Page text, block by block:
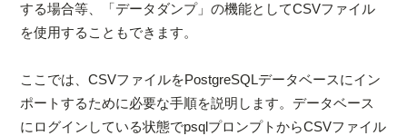
する場合等、「データダンプ」の機能としてCSVファイル
を使用することもできます。
ここでは、CSVファイルをPostgreSQLデータベースにイン
ポートするために必要な手順を説明します。データベース
にログインしている状態でpsqlプロンプトからCSVファイル